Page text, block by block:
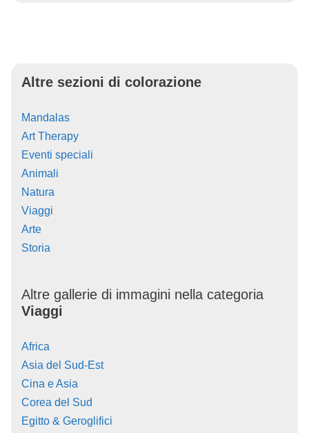
Altre sezioni di colorazione
Mandalas
Art Therapy
Eventi speciali
Animali
Natura
Viaggi
Arte
Storia
Altre gallerie di immagini nella categoria
Viaggi
Africa
Asia del Sud-Est
Cina e Asia
Corea del Sud
Egitto & Geroglifici